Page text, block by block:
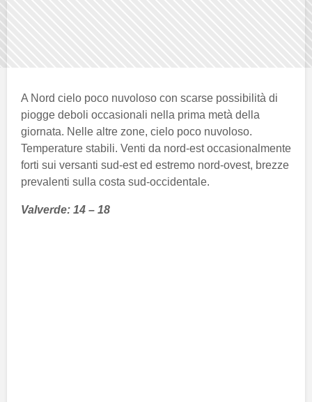
A Nord cielo poco nuvoloso con scarse possibilità di
piogge deboli occasionali nella prima metà della
giornata. Nelle altre zone, cielo poco nuvoloso.
Temperature stabili. Venti da nord-est occasionalmente
forti sui versanti sud-est ed estremo nord-ovest, brezze
prevalenti sulla costa sud-occidentale.
Valverde: 14 – 18